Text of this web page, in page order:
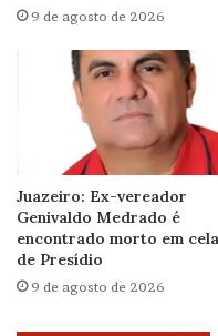
9 de agosto de 2026
Juazeiro: Ex-vereador
Genivaldo Medrado é
encontrado morto em cela
de Presídio
9 de agosto de 2026